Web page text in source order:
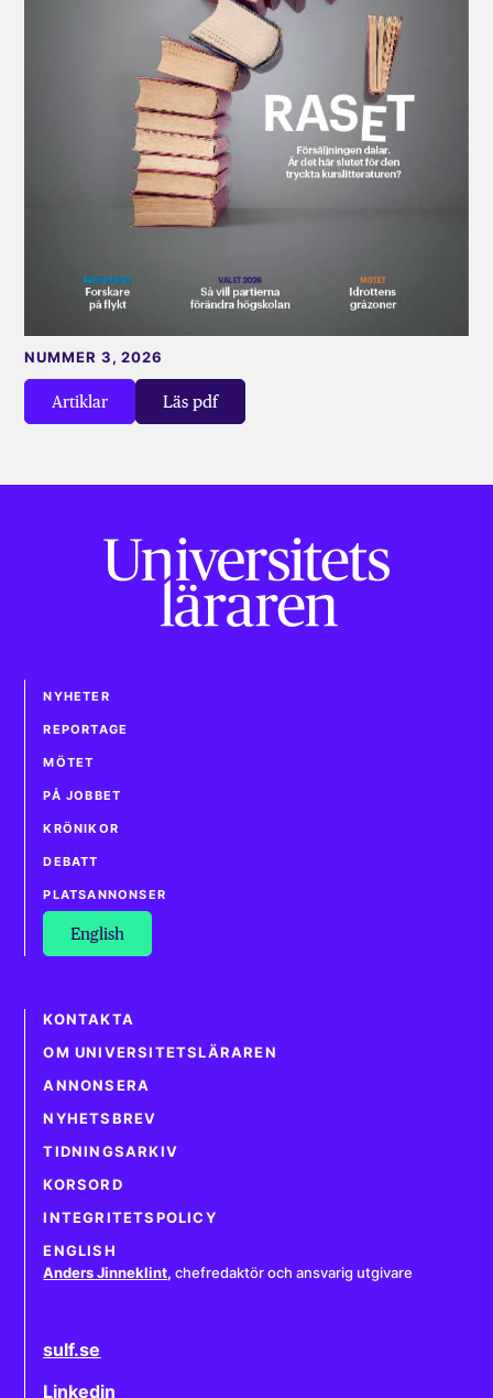
Artiklar Läs pdf
NUMMER 3, 2026
NYHETER
REPORTAGE
MÖTET
PÅ JOBBET
KRÖNIKOR
DEBATT
PLATSANNONSER
English
KONTAKTA
OM UNIVERSITETSLÄRAREN
ANNONSERA
NYHETSBREV
TIDNINGSARKIV
KORSORD
INTEGRITETSPOLICY
ENGLISH
Anders Jinneklint, chefredaktör och ansvarig utgivare
sulf.se
Linkedin